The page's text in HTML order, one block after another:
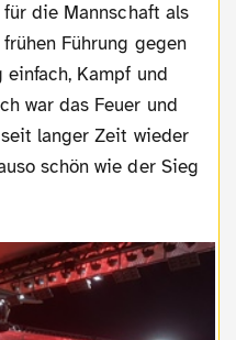
die Mannschaft als
Führung gegen
Kampf und
war das Feuer und
langer Zeit wieder
schön wie der Sieg